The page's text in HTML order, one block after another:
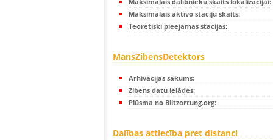
Maksimālais aktīvo staciju skaits:
Teorētiski pieejamās stacijas:
MansZibensDetektors
Arhivācijas sākums:
Zibens datu ielādes:
Plūsma no Blitzortung.org:
Dalības attiecība pret distanci